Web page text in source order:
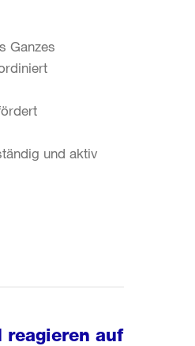
Ganzes
und aktiv
auf